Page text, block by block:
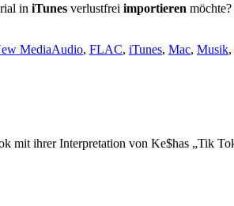
in iTunes verlustfrei importieren
MediaSchlagwörter
Audio, FLAC, iTunes, Mac, Musik,
mit ihrer Interpretation von Ke$has „Tik